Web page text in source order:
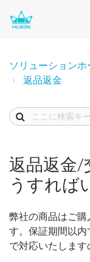
ソリューションホ
返品返金
返品返金/
うすれば
弊社の商品はご購
す。保証期間以内
で対応いたしま